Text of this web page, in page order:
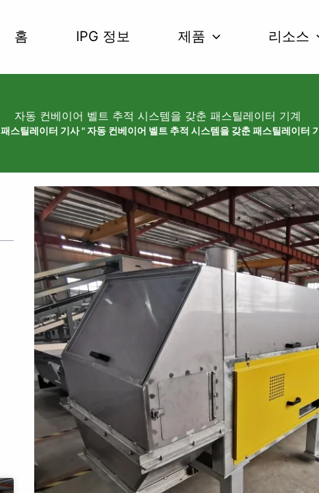
홈 IPG 정보 제품 리소스
자동 컨베이어 벨트 추적 시스템을 갖춘 패스틸레이터 기계
패스틸레이터 기사"자동 컨베이어 벨트 추적 시스템을 갖춘 패스틸레이터